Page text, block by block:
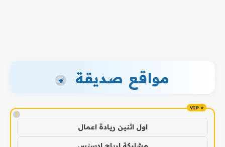
مواقع صديقة +
!
اول اثنين ريادة اعمال